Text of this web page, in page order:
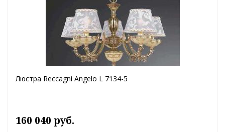
Люстра Reccagni Angelo L 7134-5
160 040 руб.